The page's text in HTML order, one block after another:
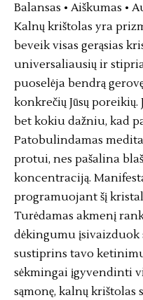
Balansas • Aiškumas •
Kalnų krištolas yra
beveik visas gerąsias
universaliausių ir
puoselėja bendrą
konkrečių Jūsų
bet kokiu dažniu, kad
Patobulindamas
protui, nes pašalina
koncentraciją.
programuojant šį
Turėdamas akmenį
dėkingumu įsivaizduok
sustiprins tavo
sėkmingai įgyvendinti
sąmonę, kalnų